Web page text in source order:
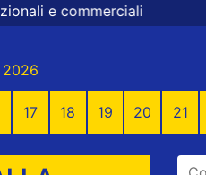
17 18 19 20 21